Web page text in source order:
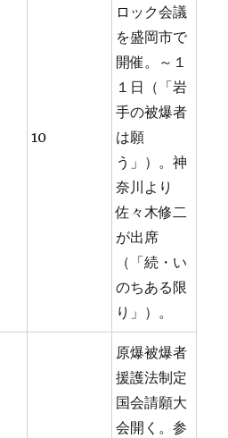
10
ロック会議
を盛岡市で
開催。～１
１日（「岩
手の被爆者
は願
う」）。神
奈川より
佐々木修二
が出席
（「続・い
のちある限
り」）。
原爆被爆者
援護法制定
国会請願大
会開く。参